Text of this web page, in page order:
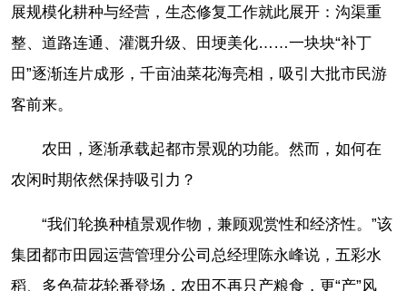
展规模化耕种与经营，生态修复工作就此展开：沟渠重
整、道路连通、灌溉升级、田埂美化……一块块“补丁
田”逐渐连片成形，千亩油菜花海亮相，吸引大批市民游
客前来。
农田，逐渐承载起都市景观的功能。然而，如何在
农闲时期依然保持吸引力？
“我们轮换种植景观作物，兼顾观赏性和经济性。”该
集团都市田园运营管理分公司总经理陈永峰说，五彩水
稻、多色荷花轮番登场，农田不再只产粮食，更“产”风